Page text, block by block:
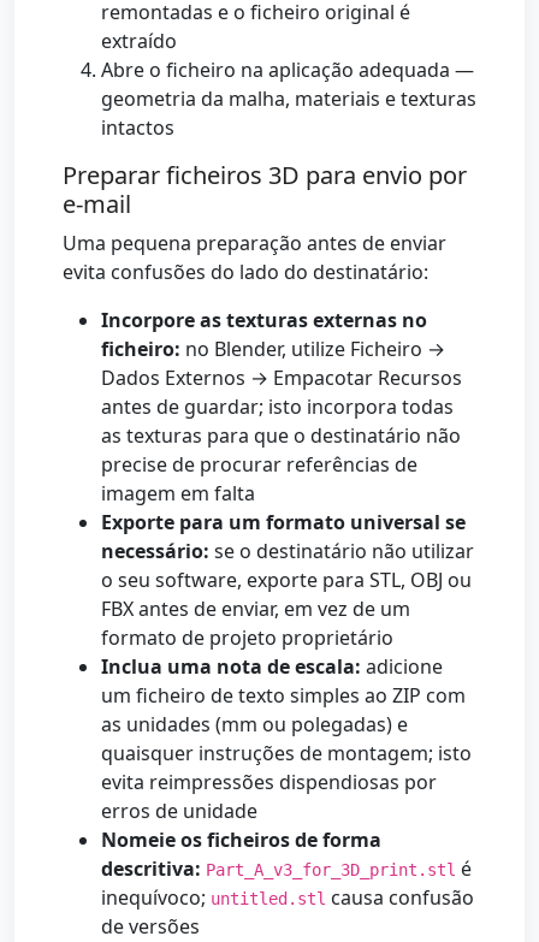
remontadas e o ficheiro original é
extraído
Abre o ficheiro na aplicação adequada —
geometria da malha, materiais e texturas
intactos
Preparar ficheiros 3D para envio por
e-mail
Uma pequena preparação antes de enviar
evita confusões do lado do destinatário:
Incorpore as texturas externas no
ficheiro: no Blender, utilize Ficheiro →
Dados Externos → Empacotar Recursos
antes de guardar; isto incorpora todas
as texturas para que o destinatário não
precise de procurar referências de
imagem em falta
Exporte para um formato universal se
necessário: se o destinatário não utilizar
o seu software, exporte para STL, OBJ ou
FBX antes de enviar, em vez de um
formato de projeto proprietário
Inclua uma nota de escala: adicione
um ficheiro de texto simples ao ZIP com
as unidades (mm ou polegadas) e
quaisquer instruções de montagem; isto
evita reimpressões dispendiosas por
erros de unidade
Nomeie os ficheiros de forma
descritiva: Part_A_v3_for_3D_print.stl é
inequívoco; untitled.stl causa confusão
de versões